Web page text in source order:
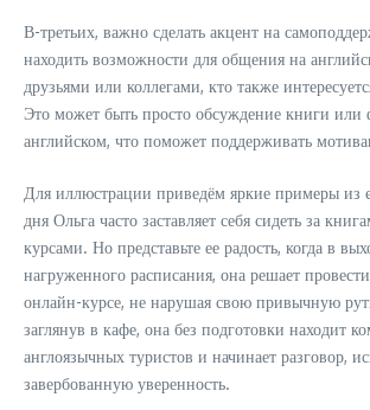
В-третьих, важно сделать акцент на
находить возможности для общения на
друзьями или коллегами, кто также
Это может быть просто обсуждение книги или
английском, что поможет поддерживать
Для иллюстрации приведём яркие примеры из
дня Ольга часто заставляет себя сидеть за
курсами. Но представьте ее радость, когда в
нагруженного расписания, она решает
онлайн-курсе, не нарушая свою привычную
заглянув в кафе, она без подготовки находит
англоязычных туристов и начинает разговор,
завербованную уверенность.